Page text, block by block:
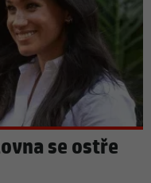
se ostře